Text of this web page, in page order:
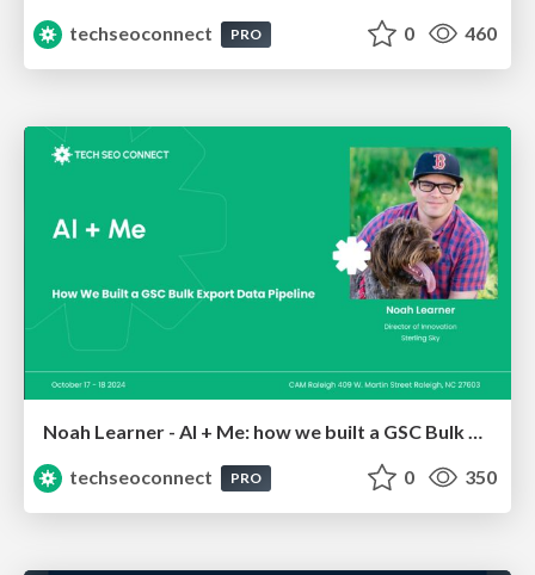
techseoconnect
PRO 0 460
Noah Learner - AI + Me: how we built a GSC Bulk Export data pipeline
techseoconnect
PRO 0 350